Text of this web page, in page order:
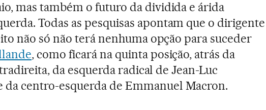
mas também o futuro da dividida e árida
Todas as pesquisas apontam que o dirigente
não só não terá nenhuma opção para suceder
, como ficará na quinta posição, atrás da
da esquerda radical de Jean-Luc
da centro-esquerda de Emmanuel Macron.